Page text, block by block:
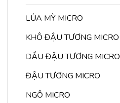
LÚA MỲ MICRO
KHÔ ĐẬU TƯƠNG MICRO
DẦU ĐẬU TƯƠNG MICRO
ĐẬU TƯƠNG MICRO
NGÔ MICRO